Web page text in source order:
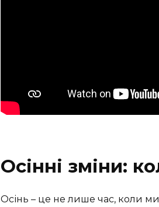
Осінні зміни:
Осінь – це не лише час, коли ми